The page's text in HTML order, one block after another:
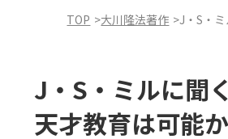
一般書
TOP 大川隆法著作 J・S・
J・S・ミルに聞
天才教育は可能か